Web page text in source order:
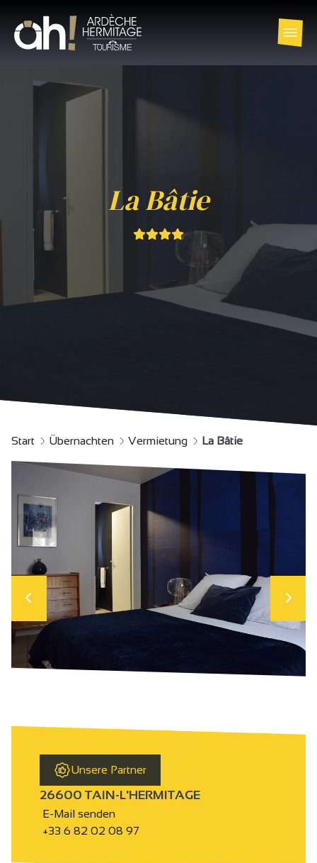
La Bâtie
Start Übernachten Vermietung La Bâtie
Unsere Partner
26600 TAIN-L'HERMITAGE
E-Mail senden
+33 6 82 02 08 97